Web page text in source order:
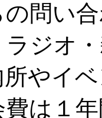
問い
ジオ
やイ
は１